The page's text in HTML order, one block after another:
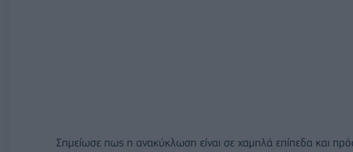
Σημείωσε πως η ανακύκλωση είναι σε χαμηλά επίπεδα και